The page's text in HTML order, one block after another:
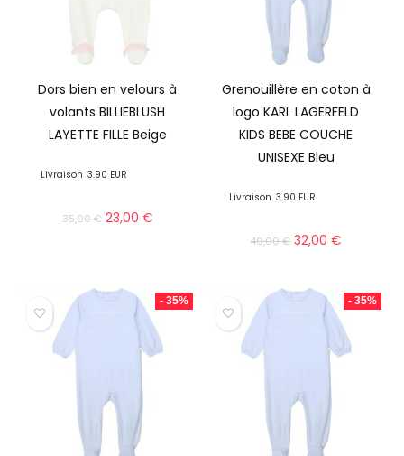
Dors bien en velours à
volants BILLIEBLUSH
LAYETTE FILLE Beige
Livraison 3.90 EUR
35,00€ 23,00 €
Grenouillère en coton à
logo KARL LAGERFELD
KIDS BEBE COUCHE
UNISEXE Bleu
Livraison 3.90 EUR
49,00€ 32,00€
- 35% - 35%